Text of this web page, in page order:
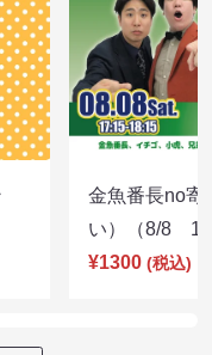
金魚番長no寄
い）（8/8
¥1300 (税込)